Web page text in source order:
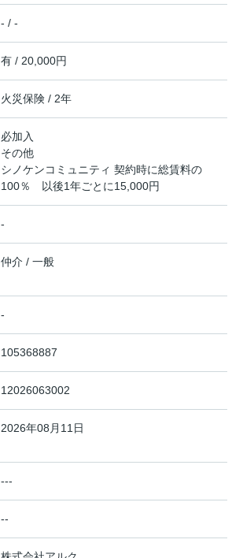
- / -
有 / 20,000円
火災保険 / 2年
必加入
その他
シノケンコミュニティ 契約時に総賃料の
100％ 以後1年ごとに15,000円
-
仲介 / 一般
-
105368887
12026063002
2026年08月11日
---
--